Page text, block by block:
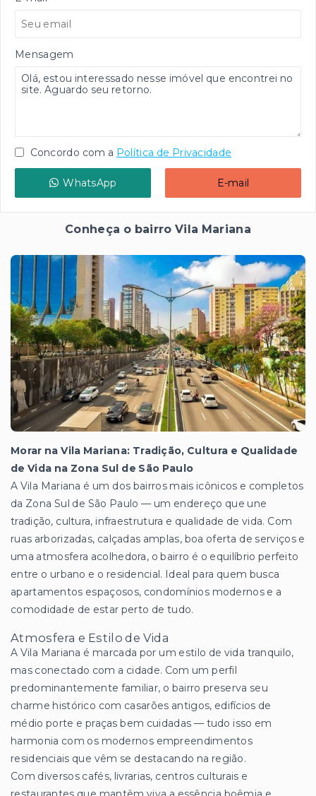
Mensagem
Concordo com a Política de Privacidade
WhatsApp E-mail
Conheça o bairro Vila Mariana
Morar na Vila Mariana: Tradição, Cultura e Qualidade
de Vida na Zona Sul de São Paulo
A Vila Mariana é um dos bairros mais icônicos e completos
da Zona Sul de São Paulo — um endereço que une
tradição, cultura, infraestrutura e qualidade de vida. Com
ruas arborizadas, calçadas amplas, boa oferta de serviços e
uma atmosfera acolhedora, o bairro é o equilíbrio perfeito
entre o urbano e o residencial. Ideal para quem busca
apartamentos espaçosos, condomínios modernos e a
comodidade de estar perto de tudo.
Atmosfera e Estilo de Vida
A Vila Mariana é marcada por um estilo de vida tranquilo,
mas conectado com a cidade. Com um perfil
predominantemente familiar, o bairro preserva seu
charme histórico com casarões antigos, edifícios de
médio porte e praças bem cuidadas — tudo isso em
harmonia com os modernos empreendimentos
residenciais que vêm se destacando na região.
Com diversos cafés, livrarias, centros culturais e